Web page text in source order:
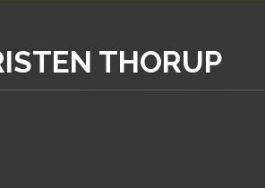
THORUP